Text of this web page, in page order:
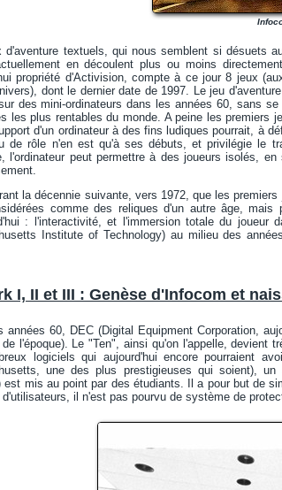
d'aventure textuels, qui nous semblent si désuets
en découlent plus ou moins
propriété d'Activision, compte à ce jour 8 jeux
dont le dernier date de 1997. Le jeu
des mini-ordinateurs dans les années 60, sans
les plus rentables du monde. A peine les premiers
d'un ordinateur à des fins ludiques pourrait, à
de rôle n'en est qu'à ses débuts, et privilégie le
l'ordinateur peut permettre à des joueurs isolés,
la décennie suivante, vers 1972, que les
comme des reliques d'un autre âge,
: l'interactivité, et l'immersion totale du joueur
Institute of Technology) au milieu des
I, II et III : Genèse d'Infocom et
années 60, DEC (Digital Equipment Corporation,
de l'époque). Le "Ten", ainsi qu'on l'appelle, devient
logiciels qui aujourd'hui encore pourraient
une des plus prestigieuses qui soient),
est mis au point par des étudiants. Il a pour but de
il n'est pas pourvu de système de